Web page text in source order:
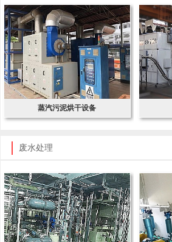
蒸汽污泥烘干设备
废水处理